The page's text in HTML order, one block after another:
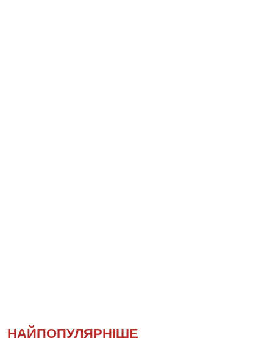
НАЙПОПУЛЯРНІШЕ